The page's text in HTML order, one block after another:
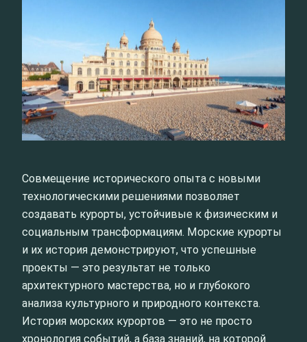
Совмещение исторического опыта с новыми
технологическими решениями позволяет
создавать курорты, устойчивые к физическим и
социальным трансформациям. Морские курорты
и их история демонстрируют, что успешные
проекты — это результат не только
архитектурного мастерства, но и глубокого
анализа культурного и природного контекста.
История морских курортов — это не просто
хронология событий, а база знаний, на которой